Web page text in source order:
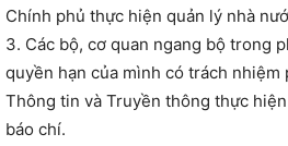
Chính phủ thực hiện quản lý nhà
3. Các bộ, cơ quan ngang bộ trong
quyền hạn của mình có trách nhiệm
Thông tin và Truyền thông thực
báo chí.